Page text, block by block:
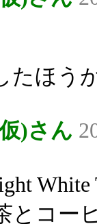
たほう
)さん
とコー